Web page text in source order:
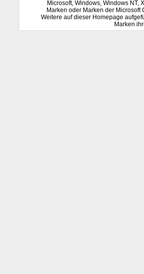
Microsoft, Windows, Windows NT,
Marken oder Marken der
Weitere auf dieser Homepage
Marken